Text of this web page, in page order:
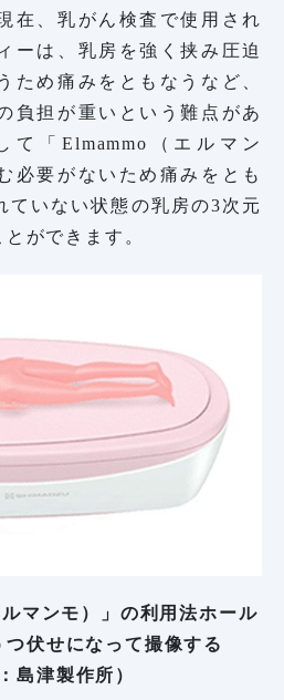
在、乳がん検査で使用され
ーは、乳房を強く挟み圧迫
ため痛みをともなうなど、
負担が重いという難点があ
て「Elmammo（エルマン
必要がないため痛みをとも
ていない状態の乳房の3次元
ができます。
マンモ）」の利用法ホール
伏せになって撮像する
島津製作所）